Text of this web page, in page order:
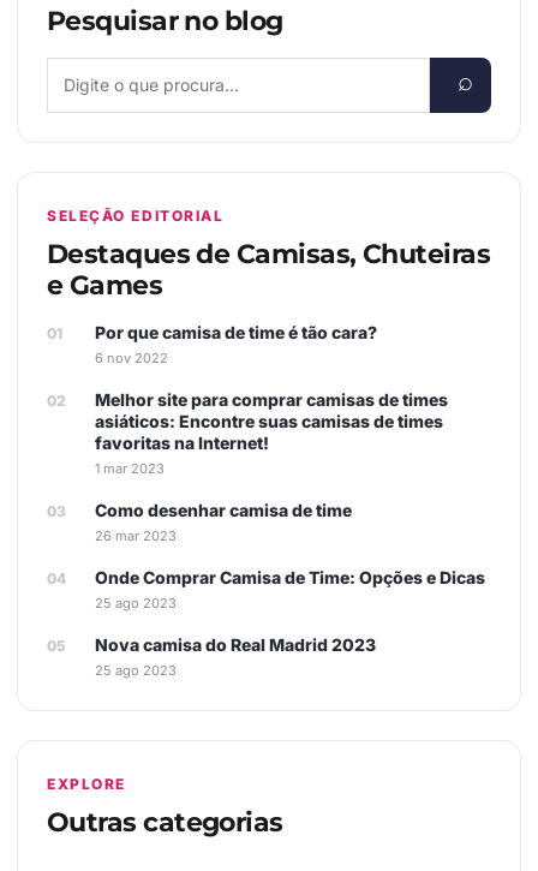
Pesquisar no blog
SELEÇÃO EDITORIAL
Destaques de Camisas, Chuteiras
e Games
Por que camisa de time é tão cara?
6 nov 2022
Melhor site para comprar camisas de times
asiáticos: Encontre suas camisas de times
favoritas na Internet!
1 mar 2023
Como desenhar camisa de time
26 mar 2023
Onde Comprar Camisa de Time: Opções e Dicas
25 ago 2023
Nova camisa do Real Madrid 2023
25 ago 2023
EXPLORE
Outras categorias